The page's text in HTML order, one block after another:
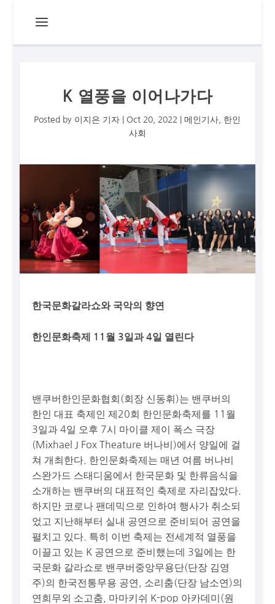
K 열풍을 이어나가다
Posted by 이지은 기자 Oct 20, 2022 |메인기사
한인
사회
한국문화갈라쇼와 국악의 향연
한인문화축제 11월 3일과 4일 열린다
밴쿠버한인문화협회(회장 신동휘)는 밴쿠버의
한인 대표 축제인 제20회 한인문화축제를 11월
3일과 4일 오후 7시 마이클 제이 폭스 극장
(Mixhael J Fox Theature 버나비)에서 양일에 걸
쳐 개최한다. 한인문화축제는 매년 여름 버나비
스완가드 스태디움에서 한국문화 및 한류음식을
소개하는 밴쿠버의 대표적인 축제로 자리잡았다.
하지만 코로나 팬데믹으로 인하여 행사가 취소되
었고 지난해부터 실내 공연으로 준비되어 공연을
펼치고 있다. 특히 이번 축제는 전세계적 열풍을
이끌고 있는 K 공연으로 준비했는데 3일에는 한
국문화 갈라쇼로 밴쿠버중앙무용단(단장 김영
주)의 한국전통무용 공연, 소리춤(단장 남소연)의
연희무외 소고춤, 마마키쉬 K-pop 아카데미(원